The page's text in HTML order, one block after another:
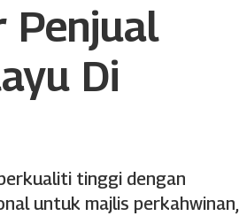
Penjual
Di
tinggi dengan
untuk majlis perkahwinan,